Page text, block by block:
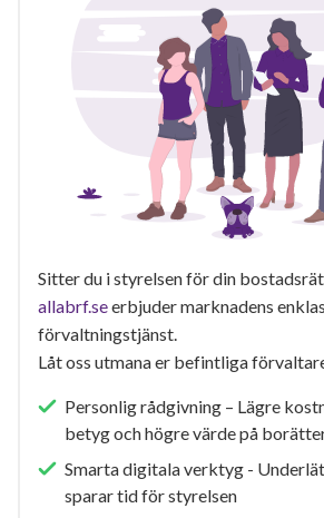
Sitter du i styrelsen för din
allabrf.seerbjuder marknadens
förvaltningstjänst.
Låt oss utmana er befintliga
Personlig rådgivning – Lägre
betyg och högre värde på
Smarta digitala verktyg -
sparar tid för styrelsen